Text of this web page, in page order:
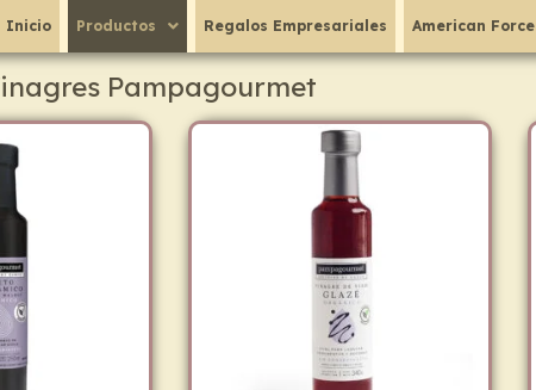
Inicio Productos Regalos Empresariales American Force
Pampagourmet